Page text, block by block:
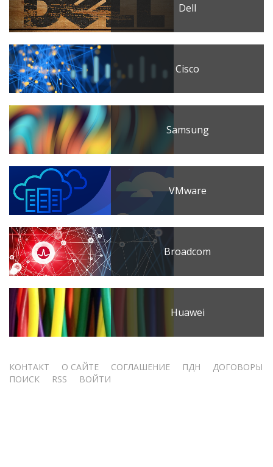
Dell
Cisco
Samsung
VMware
Broadcom
Huawei
Меню
КОНТАКТ О САЙТЕ СОГЛАШЕНИЕ ПДН
ДОГОВОРЫ
ПОИСК
RSS ВОЙТИ